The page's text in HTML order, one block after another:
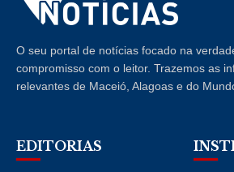
O seu portal de notícias focado na
compromisso com o leitor. Trazemos as
relevantes de Maceió, Alagoas e do
EDITORIAS